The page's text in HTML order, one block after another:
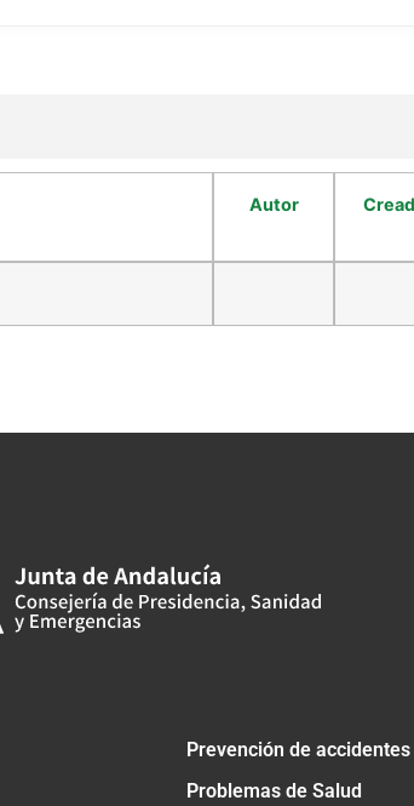
Autor
Prevención de accidentes
Problemas de Salud